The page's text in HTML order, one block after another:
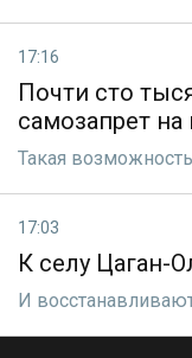
17:16
Почти сто
самозапрет
Такая
17:03
К селу Цаган-
И